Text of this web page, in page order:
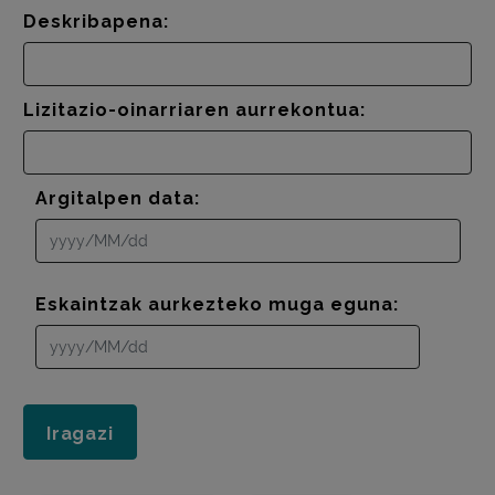
Deskribapena:
Lizitazio-oinarriaren aurrekontua:
Argitalpen data:
Eskaintzak aurkezteko muga eguna: